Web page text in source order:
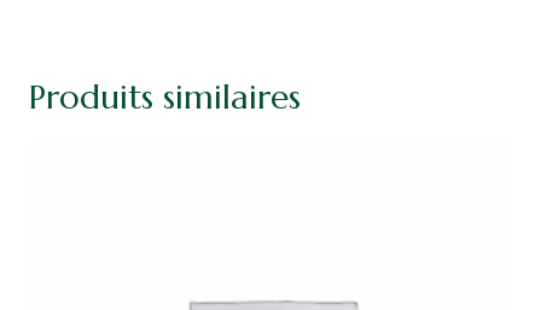
Produits similaires